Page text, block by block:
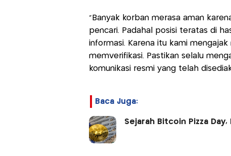
"Banyak korban merasa aman
pencari. Padahal posisi teratas di
informasi. Karena itu kami
memverifikasi. Pastikan selalu
komunikasi resmi yang telah
Baca Juga:
Sejarah Bitcoin Pizza